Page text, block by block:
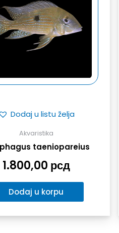
Dodaj u listu želja
Akvaristika
taeniopareius
1.800,00 рсд
Dodaj u korpu